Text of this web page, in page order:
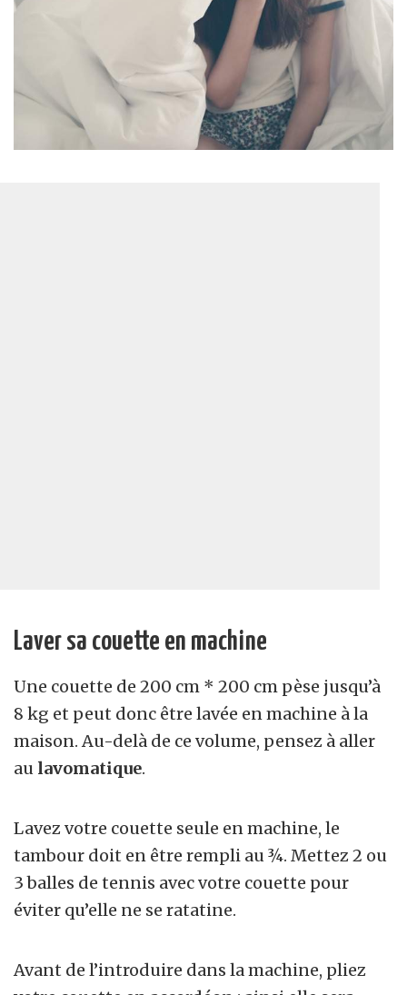
Laver sa couette en machine
Une couette de 200 cm * 200 cm pèse jusqu’à
8 kg et peut donc être lavée en machine à la
maison. Au-delà de ce volume, pensez à aller
au lavomatique.
Lavez votre couette seule en machine, le
tambour doit en être rempli au ¾. Mettez 2 ou
3 balles de tennis avec votre couette pour
éviter qu’elle ne se ratatine.
Avant de l’introduire dans la machine, pliez